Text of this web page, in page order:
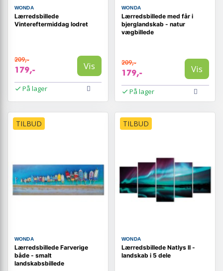
WONDA
Lærredsbillede
Vintereftermiddag lodret
209,-
179,- Vis
På lager
WONDA
Lærredsbillede med får i
bjerglandskab - natur
vægbillede
209,-
179,- Vis
På lager
TILBUD
WONDA
Lærredsbillede Farverige
både - smalt
landskabsbillede
TILBUD
WONDA
Lærredsbillede Natlys II -
landskab i 5 dele